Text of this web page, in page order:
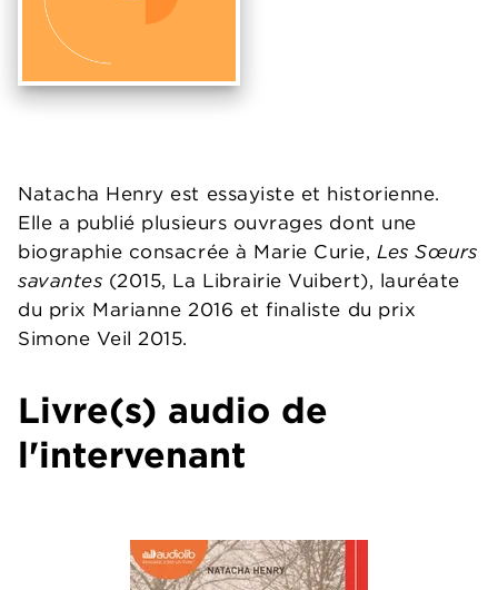
Natacha Henry est essayiste et historienne.
Elle a publié plusieurs ouvrages dont une
biographie consacrée à Marie Curie,Les Sœurs
savantes (2015, La Librairie Vuibert), lauréate
du prix Marianne 2016 et finaliste du prix
Simone Veil 2015.
Livre(s) audio de
l'intervenant